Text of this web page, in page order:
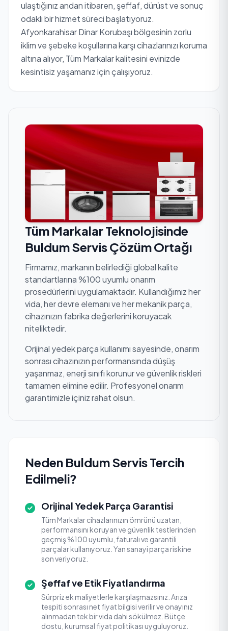
ulaştığınız andan itibaren, şeffaf, dürüst ve sonuç
odaklı bir hizmet süreci başlatıyoruz.
Afyonkarahisar Dinar Korubaşı bölgesinin zorlu
iklim ve şebeke koşullarına karşı cihazlarınızı koruma
altına alıyor, Tüm Markalar kalitesini evinizde
kesintisiz yaşamanız için çalışıyoruz.
Tüm Markalar Teknolojisinde
Buldum Servis Çözüm Ortağı
Firmamız, markanın belirlediği global kalite
standartlarına %100 uyumlu onarım
prosedürlerini uygulamaktadır. Kullandığımız her
vida, her devre elemanı ve her mekanik parça,
cihazınızın fabrika değerlerini koruyacak
niteliktedir.
Orijinal yedek parça kullanımı sayesinde, onarım
sonrası cihazınızın performansında düşüş
yaşanmaz, enerji sınıfı korunur ve güvenlik riskleri
tamamen elimine edilir. Profesyonel onarım
garantimizle içiniz rahat olsun.
Neden Buldum Servis Tercih
Edilmeli?
Orijinal Yedek Parça Garantisi
Tüm Markalar cihazlarınızın ömrünü uzatan,
performansını koruyan ve güvenlik testlerinden
geçmiş %100 uyumlu, faturalı ve garantili
parçalar kullanıyoruz. Yan sanayi parça riskine
son veriyoruz.
Şeffaf ve Etik Fiyatlandırma
Sürpriz ek maliyetlerle karşılaşmazsınız. Arıza
tespiti sonrası net fiyat bilgisi verilir ve onayınız
alınmadan tek bir vida dahi sökülmez. Bütçe
dostu, kurumsal fiyat politikası uyguluyoruz.